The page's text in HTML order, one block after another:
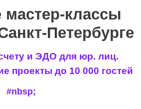
Петербурге
и ЭДО для юр. лиц.
проекты до 10 000 гостей
#nbsp;